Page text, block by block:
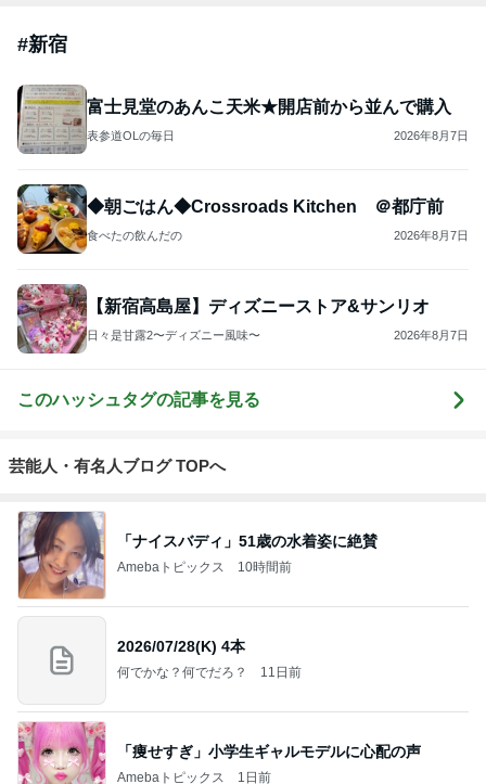
#新宿
富士見堂のあんこ天米★開店前から並んで購入
表参道OLの毎日 2026年8月7日
◆朝ごはん◆Crossroads Kitchen ＠都庁前
食べたの飲んだの 2026年8月7日
【新宿高島屋】ディズニーストア&サンリオ
日々是甘露2〜ディズニー風味〜 2026年8月7日
このハッシュタグの記事を見る
芸能人・有名人ブログ TOPへ
「ナイスバディ」51歳の水着姿に絶賛
Amebaトピックス 10時間前
2026/07/28(K) 4本
何でかな？何でだろ？ 11日前
「痩せすぎ」小学生ギャルモデルに心配の声
Amebaトピックス 1日前